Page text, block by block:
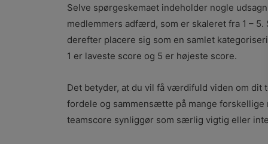
Selve spørgeskemaet indeholder nogle udsagn
medlemmers adfærd, som er skaleret fra 1 – 5.
derefter placere sig som en samlet
1 er laveste score og 5 er højeste score.
Det betyder, at du vil få værdifuld viden om dit
fordele og sammensætte på mange forskellige
teamscore synliggør som særlig vigtig eller